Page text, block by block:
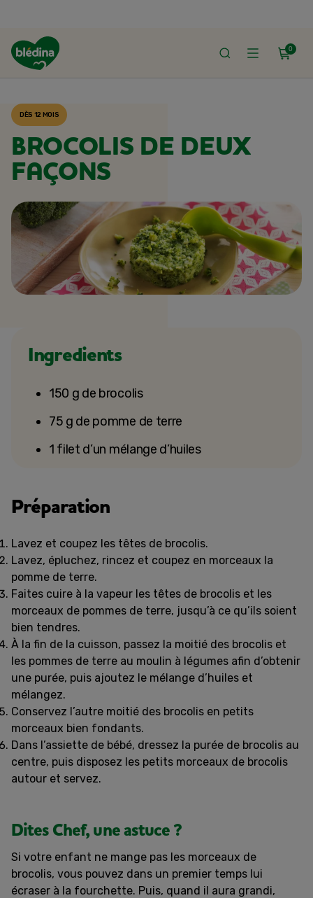
0
ACCUEIL
DÈS 12 MOIS
BROCOLIS DE DEUX
FAÇONS
Ingredients
150 g de brocolis
75 g de pomme de terre
1 filet d’un mélange d’huiles
Préparation
Lavez et coupez les têtes de brocolis.
Lavez, épluchez, rincez et coupez en morceaux la
pomme de terre.
Faites cuire à la vapeur les têtes de brocolis et les
morceaux de pommes de terre, jusqu’à ce qu’ils soient
bien tendres.
À la fin de la cuisson, passez la moitié des brocolis et
les pommes de terre au moulin à légumes afin d’obtenir
une purée, puis ajoutez le mélange d’huiles et
mélangez.
Conservez l’autre moitié des brocolis en petits
morceaux bien fondants.
Dans l’assiette de bébé, dressez la purée de brocolis au
centre, puis disposez les petits morceaux de brocolis
autour et servez.
Dites Chef, une astuce ?
Si votre enfant ne mange pas les morceaux de
brocolis, vous pouvez dans un premier temps lui
écraser à la fourchette. Puis, quand il aura grandi,